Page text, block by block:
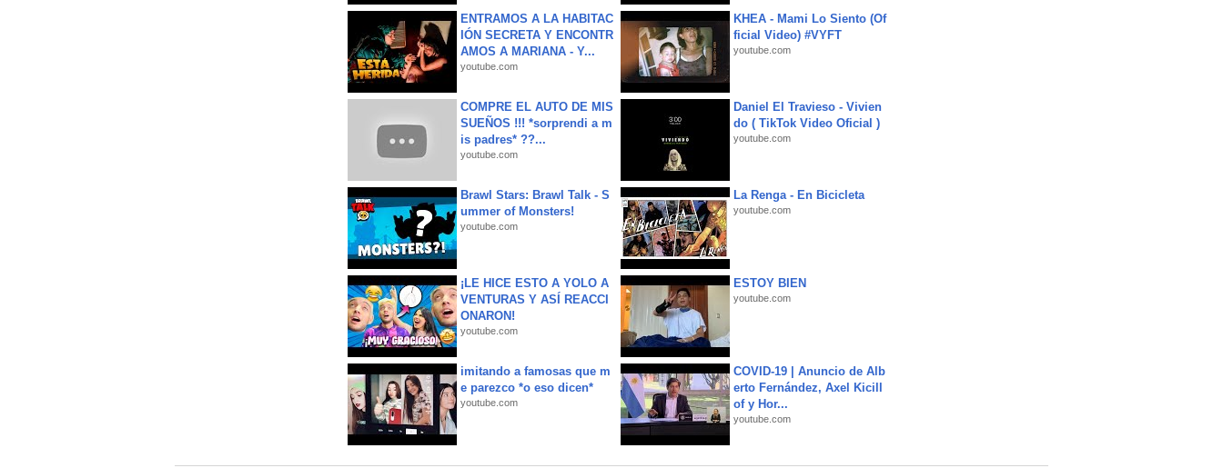
ENTRAMOS A LA HABITAC
IÓN SECRETA Y ENCONTR
AMOS A MARIANA - Y...
youtube.com
KHEA - Mami Lo Siento (Of
ficial Video) #VYFT
youtube.com
COMPRE EL AUTO DE MIS
SUEÑOS !!! *sorprendi a m
is padres* ??...
youtube.com
Daniel El Travieso - Vivien
do ( TikTok Video Oficial )
youtube.com
Brawl Stars: Brawl Talk - S
ummer of Monsters!
youtube.com
La Renga - En Bicicleta
youtube.com
¡LE HICE ESTO A YOLO A
VENTURAS Y ASÍ REACCI
ONARON!
youtube.com
ESTOY BIEN
youtube.com
imitando a famosas que m
e parezco *o eso dicen*
youtube.com
COVID-19 | Anuncio de Alb
erto Fernández, Axel Kicill
of y Hor...
youtube.com